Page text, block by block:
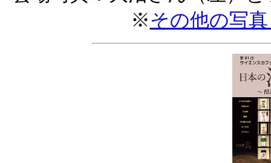
※その他の写